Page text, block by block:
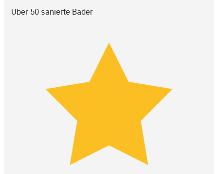
Über 50 sanierte Bäder